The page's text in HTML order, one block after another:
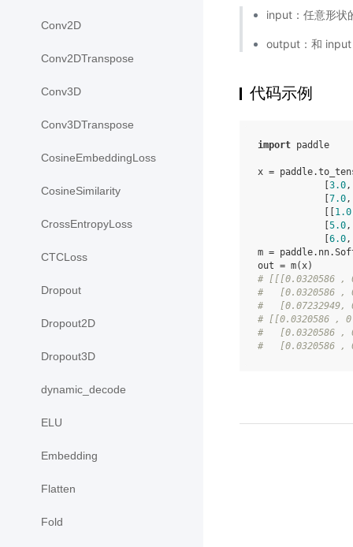
Conv2D
Conv2DTranspose
Conv3D
Conv3DTranspose
CosineEmbeddingLoss
CosineSimilarity
CrossEntropyLoss
CTCLoss
Dropout
Dropout2D
Dropout3D
dynamic_decode
ELU
Embedding
Flatten
Fold
input：任意形状
output：和 input
代码示例
import paddle
x = paddle.
[3.0 ,
[7.0 ,
[[1.0
[5.0 ,
[6.0 ,
m = paddle. nn.
out = m( x)
# [[[0.0320586 ,
#   [0.0320586 ,
#   [0.07232949,
# [[0.0320586 ,
#   [0.0320586 ,
#   [0.0320586 ,